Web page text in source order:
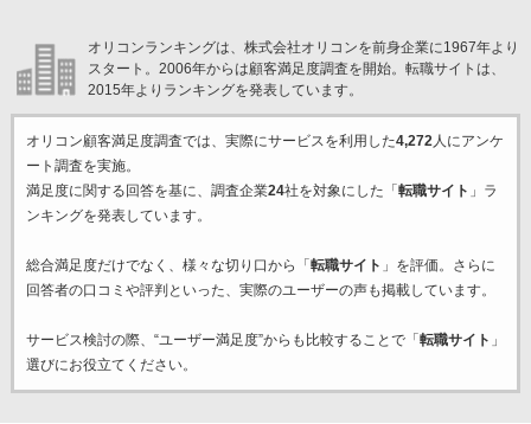
オリコンランキングは、株式会社オリコンを前身企業に1967年より
スタート。2006年からは顧客満足度調査を開始。転職サイトは、
2015年よりランキングを発表しています。
オリコン顧客満足度調査では、実際にサービスを利用した4,272人にアンケ
ート調査を実施。
満足度に関する回答を基に、調査企業24社を対象にした「 転職サイト 」ラ
ンキングを発表しています。
総合満足度だけでなく、様々な切り口から「 転職サイト 」を評価。さらに
回答者の口コミや評判といった、実際のユーザーの声も掲載しています。
サービス検討の際、“ユーザー満足度”からも比較することで「 転職サイト 」
選びにお役立てください。